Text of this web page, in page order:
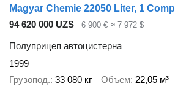
Magyar Chemie 22050 Liter, 1 Comp
94 620 000 UZS
6 900 € ≈ 7 972 $
Полуприцеп автоцистерна
1999
Грузопод. 33 080 кг Объем 22,05 м³